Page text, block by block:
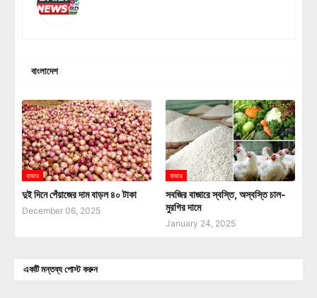
বাংলাদেশ
বাজার
দুই দিনে পেঁয়াজের দাম বাড়ল ৪০ টাকা
December 06, 2025
বাজার
সবজির বাজারে স্বস্তি, অস্বস্তি চাল-
মুরগির দামে
January 24, 2025
একটি মন্তব্য পোস্ট করুন